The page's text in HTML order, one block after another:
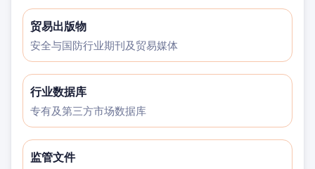
贸易出版物
安全与国防行业期刊及贸易媒体
行业数据库
专有及第三方市场数据库
监管文件